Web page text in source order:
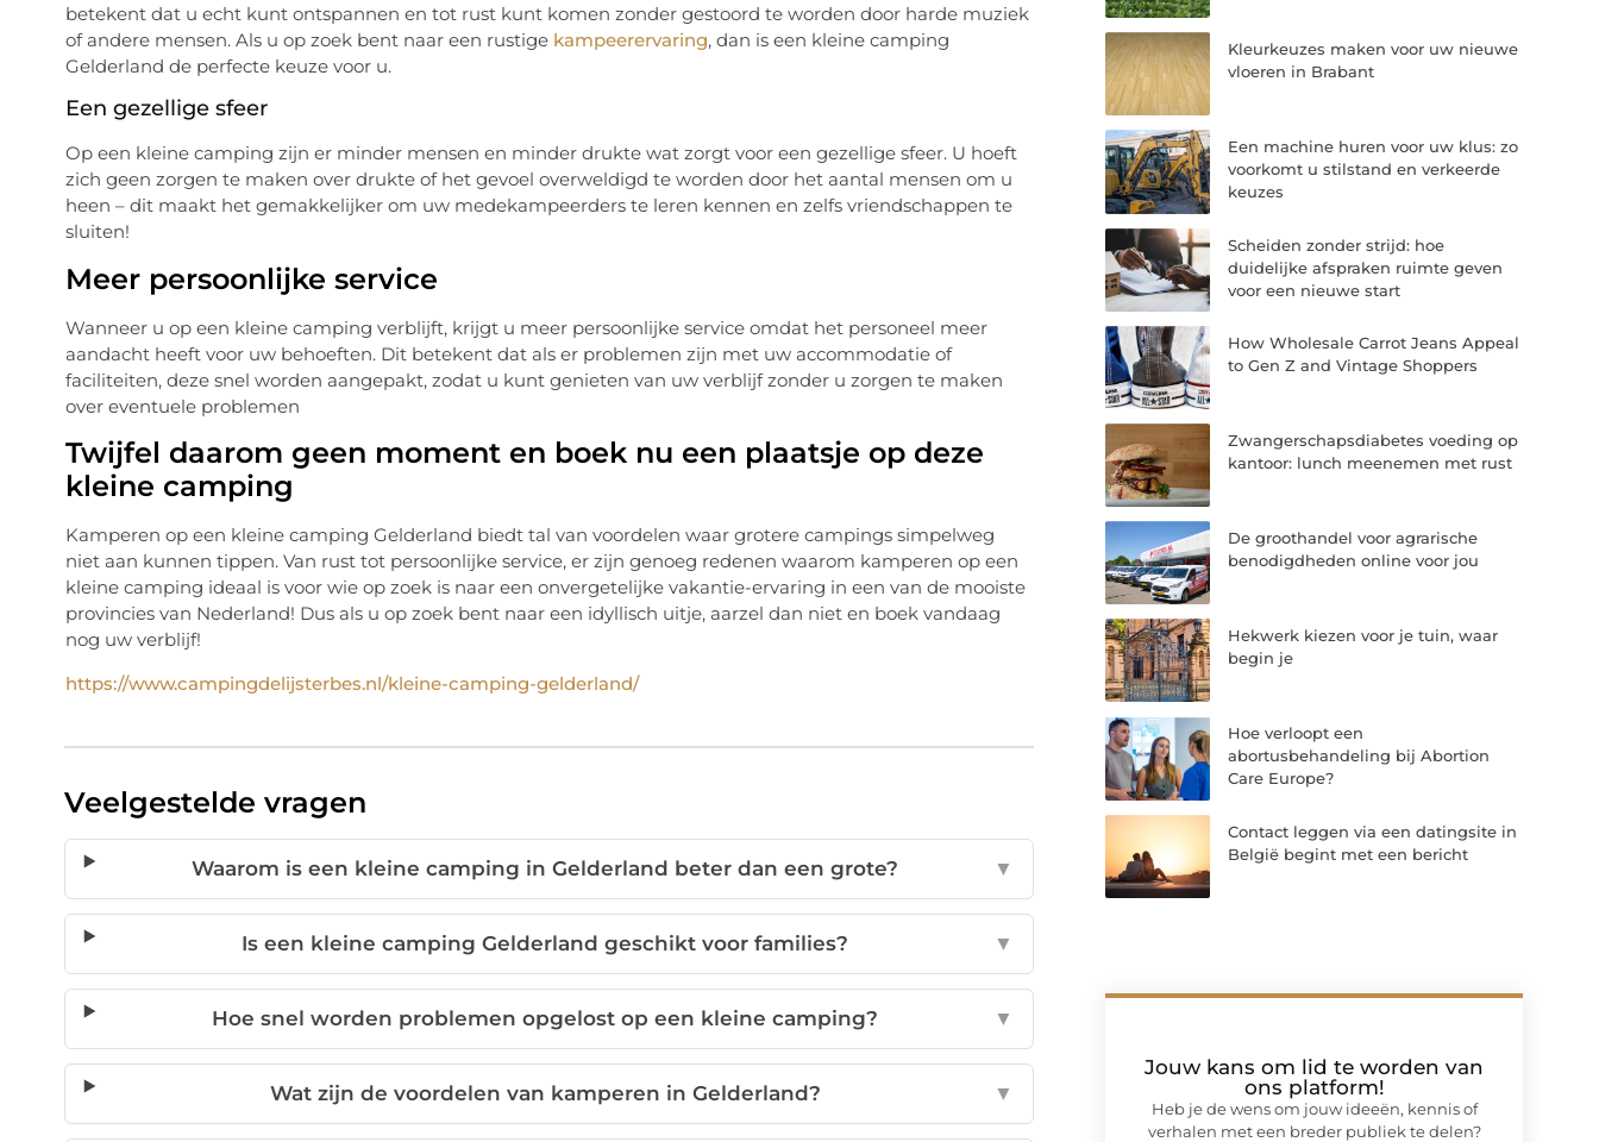
betekent dat u echt kunt ontspannen en tot rust kunt komen zonder gestoord te worden door harde muziek
of andere mensen. Als u op zoek bent naar een rustige kampeerervaring, dan is een kleine camping
Gelderland de perfecte keuze voor u.
Een gezellige sfeer
Op een kleine camping zijn er minder mensen en minder drukte wat zorgt voor een gezellige sfeer. U hoeft
zich geen zorgen te maken over drukte of het gevoel overweldigd te worden door het aantal mensen om u
heen – dit maakt het gemakkelijker om uw medekampeerders te leren kennen en zelfs vriendschappen te
sluiten!
Meer persoonlijke service
Wanneer u op een kleine camping verblijft, krijgt u meer persoonlijke service omdat het personeel meer
aandacht heeft voor uw behoeften. Dit betekent dat als er problemen zijn met uw accommodatie of
faciliteiten, deze snel worden aangepakt, zodat u kunt genieten van uw verblijf zonder u zorgen te maken
over eventuele problemen
Twijfel daarom geen moment en boek nu een plaatsje op deze
kleine camping
Kamperen op een kleine camping Gelderland biedt tal van voordelen waar grotere campings simpelweg
niet aan kunnen tippen. Van rust tot persoonlijke service, er zijn genoeg redenen waarom kamperen op een
kleine camping ideaal is voor wie op zoek is naar een onvergetelijke vakantie-ervaring in een van de mooiste
provincies van Nederland! Dus als u op zoek bent naar een idyllisch uitje, aarzel dan niet en boek vandaag
nog uw verblijf!
https://www.campingdelijsterbes.nl/kleine-camping-gelderland/
Veelgestelde vragen
Waarom is een kleine camping in Gelderland beter dan een grote? ▼
Is een kleine camping Gelderland geschikt voor families? ▼
Hoe snel worden problemen opgelost op een kleine camping? ▼
Wat zijn de voordelen van kamperen in Gelderland? ▼
Kleurkeuzes maken voor uw nieuwe
vloeren in Brabant
Een machine huren voor uw klus: zo
voorkomt u stilstand en verkeerde
keuzes
Scheiden zonder strijd: hoe
duidelijke afspraken ruimte geven
voor een nieuwe start
How Wholesale Carrot Jeans Appeal
to Gen Z and Vintage Shoppers
Zwangerschapsdiabetes voeding op
kantoor: lunch meenemen met rust
De groothandel voor agrarische
benodigdheden online voor jou
Hekwerk kiezen voor je tuin, waar
begin je
Hoe verloopt een
abortusbehandeling bij Abortion
Care Europe?
Contact leggen via een datingsite in
België begint met een bericht
Jouw kans om lid te worden van
ons platform!
Heb je de wens om jouw ideeën, kennis of
verhalen met een breder publiek te delen?